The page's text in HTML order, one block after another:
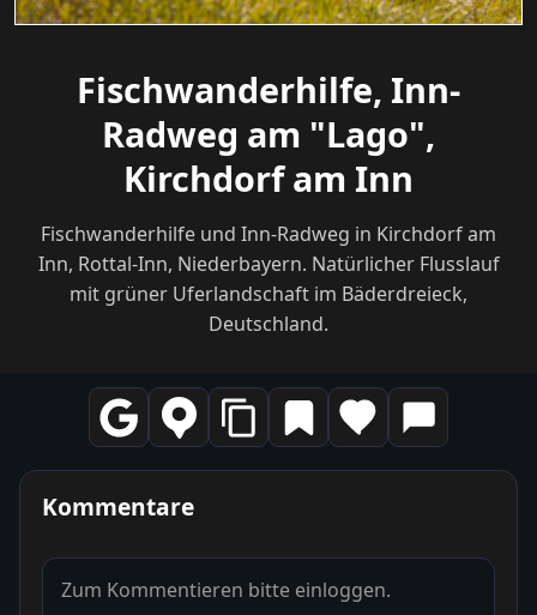
Fischwanderhilfe, Inn-
Radweg am "Lago",
Kirchdorf am Inn
Fischwanderhilfe und Inn-Radweg in Kirchdorf am
Inn, Rottal-Inn, Niederbayern. Natürlicher Flusslauf
mit grüner Uferlandschaft im Bäderdreieck,
Deutschland.
Kommentare